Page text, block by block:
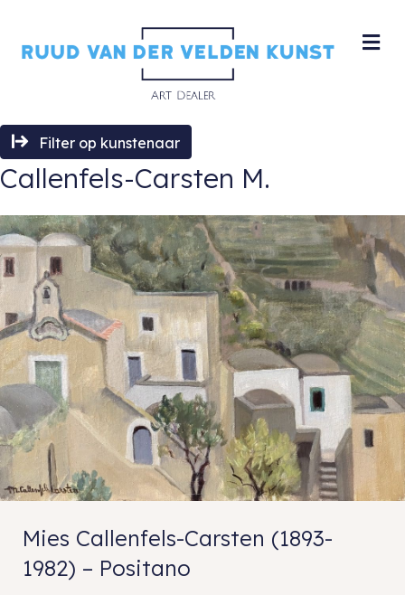
Filter op kunstenaar
Callenfels-Carsten M.
Mies Callenfels-Carsten (1893-
1982) – Positano